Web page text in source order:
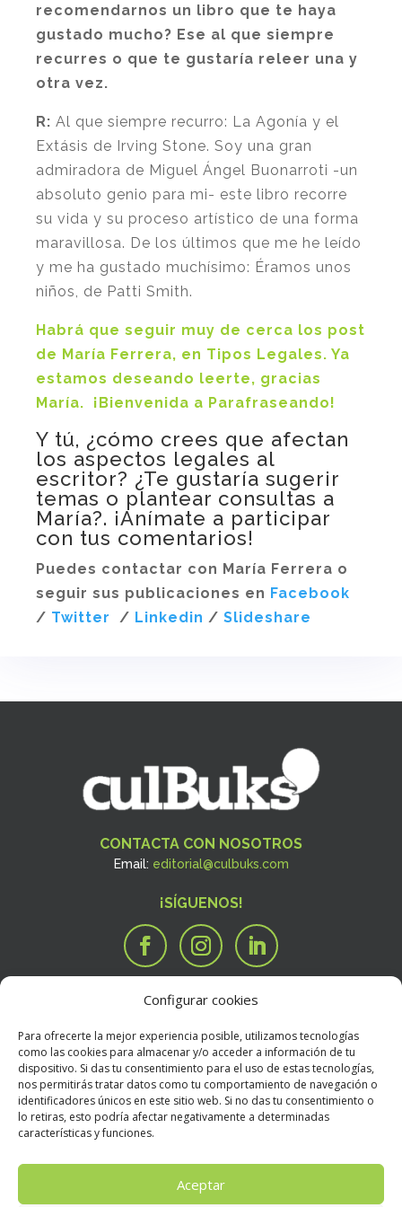
Configurar cookies
Para ofrecerte la mejor experiencia posible, utilizamos tecnologías
como las cookies para almacenar y/o acceder a información de tu
dispositivo. Si das tu consentimiento para el uso de estas tecnologías,
nos permitirás tratar datos como tu comportamiento de navegación o
identificadores únicos en este sitio web. Si no das tu consentimiento o
lo retiras, esto podría afectar negativamente a determinadas
características y funciones.
Aceptar
recomendarnos un libro que te haya
gustado mucho? Ese al que siempre
recurres o que te gustaría releer una y
otra vez.
R: Al que siempre recurro: La Agonía y el
Extásis de Irving Stone. Soy una gran
admiradora de Miguel Ángel Buonarroti -un
absoluto genio para mi- este libro recorre
su vida y su proceso artístico de una forma
maravillosa. De los últimos que me he leído
y me ha gustado muchísimo: Éramos unos
niños
, de Patti Smith.
Habrá que seguir muy de cerca los post
de María Ferrera, en Tipos Legales. Ya
estamos deseando leerte, gracias
María.
¡Bienvenida a Parafraseando!
Y tú, ¿cómo crees que afectan
los aspectos legales al
escritor? ¿Te gustaría sugerir
temas o plantear consultas a
María?. ¡Anímate a participar
con tus comentarios!
Puedes contactar con María Ferrera o
seguir sus publicaciones en Facebook
/ Twitter / Linkedin / Slideshare
CONTACTA CON NOSOTROS
Email: editorial@culbuks.com
¡SÍGUENOS!
i Tengo un manuscrito
RNecesito que alguien valore mi libro
BOOKSTORE
ECondiciones Generales de Contratación
E Política de devoluciones
E